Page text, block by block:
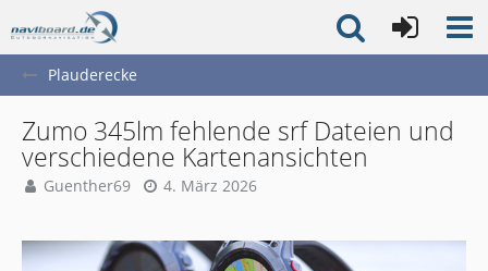
Plauderecke
Zumo 345lm fehlende srf Dateien und
verschiedene Kartenansichten
Guenther69 4. März 2026